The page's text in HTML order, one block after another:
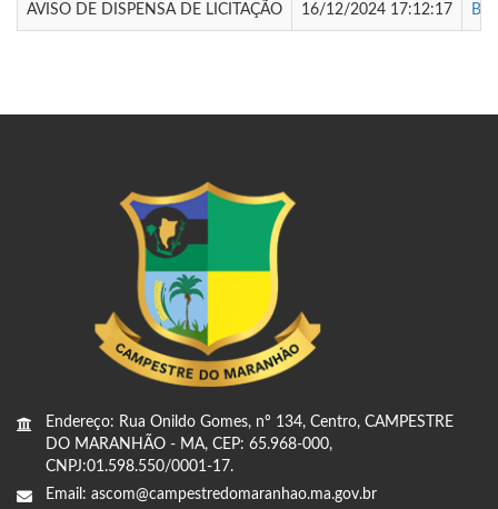
AVISO DE DISPENSA DE LICITAÇÃO 16/12/2024 17:12:17
Endereço: Rua Onildo Gomes, nº 134, Centro, CAMPESTRE
DO MARANHÃO - MA, CEP: 65.968-000,
CNPJ:01.598.550/0001-17.
Email: ascom@campestredomaranhao.ma.gov.br